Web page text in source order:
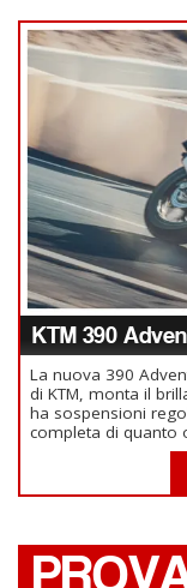
KTM 390
La nuova 390
di KTM, monta il
ha sospensioni
completa di quanto